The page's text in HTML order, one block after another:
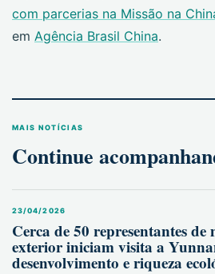
com parcerias na Missão na
em Agência Brasil China.
MAIS NOTÍCIAS
Continue
23/04/2026
Cerca de 50 representantes de
exterior iniciam visita a
desenvolvimento e riqueza